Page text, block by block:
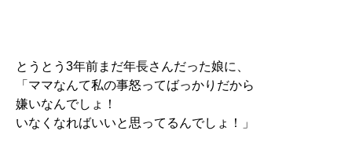
とうとう3年前まだ年長さんだった娘に、
「ママなんて私の事怒ってばっかりだから
嫌いなんでしょ！
いなくなればいいと思ってるんでしょ！」